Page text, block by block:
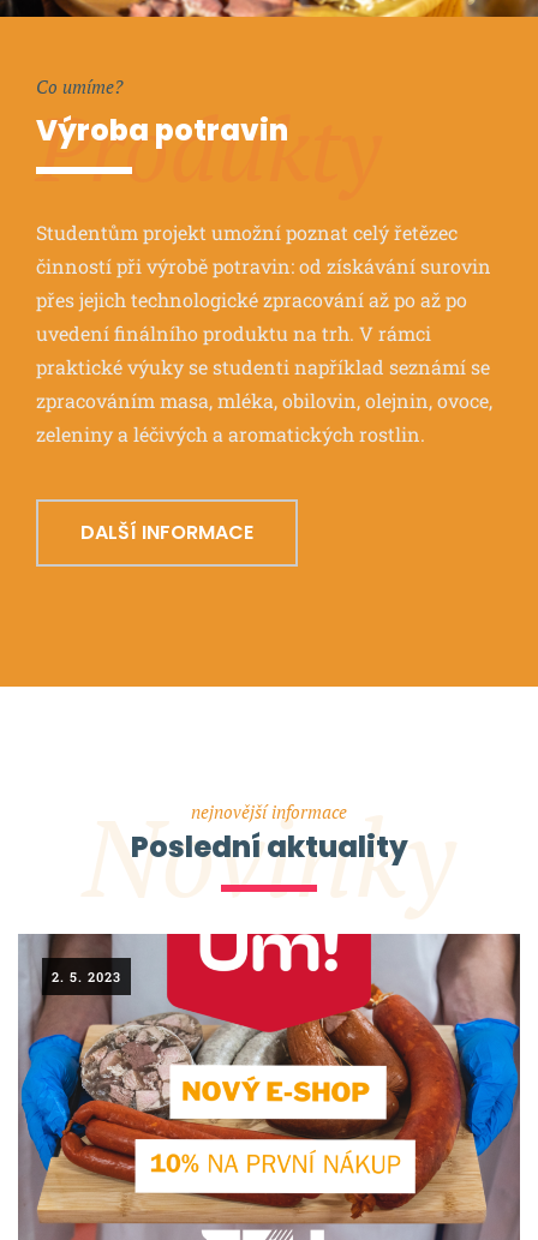
Produkty
Co umíme?
Výroba potravin
Studentům projekt umožní poznat celý řetězec
činností při výrobě potravin: od získávání surovin
přes jejich technologické zpracování až po až po
uvedení finálního produktu na trh. V rámci
praktické výuky se studenti například seznámí se
zpracováním masa, mléka, obilovin, olejnin, ovoce,
zeleniny a léčivých a aromatických rostlin.
DALŠÍ INFORMACE
Novinky
nejnovější informace
Poslední aktuality
2. 5. 2023